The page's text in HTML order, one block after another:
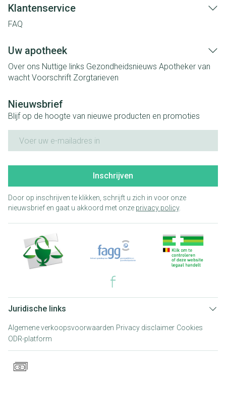
Klantenservice
FAQ
Uw apotheek
Over ons Nuttige links Gezondheidsnieuws Apotheker van
wacht Voorschrift Zorgtarieven
Nieuwsbrief
Blijf op de hoogte van nieuwe producten en promoties
Inschrijven
Door op inschrijven te klikken, schrijft u zich in voor onze
nieuwsbrief en gaat u akkoord met onze privacy policy.
Juridische links
Algemene verkoopsvoorwaarden Privacy disclaimer Cookies
ODR-platform